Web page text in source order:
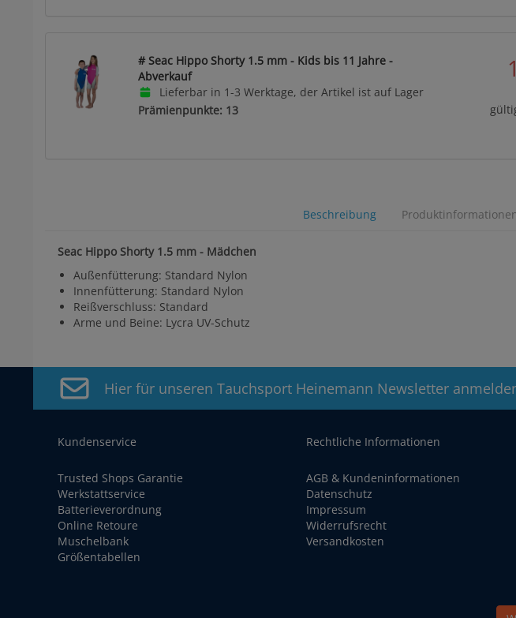
# Seac Hippo Shorty 1.5 mm - Kids bis 11 Jahre -
Abverkauf
Lieferbar in 1-3 Werktage, der Artikel ist auf Lager
Prämienpunkte: 13
Beschreibung Produktinformationen
Seac Hippo Shorty 1.5 mm - Mädchen
Außenfütterung: Standard Nylon
Innenfütterung: Standard Nylon
Reißverschluss: Standard
Arme und Beine: Lycra UV-Schutz
Hier für unseren Tauchsport Heinemann Newsletter
Kundenservice
Trusted Shops Garantie
Werkstattservice
Batterieverordnung
Online Retoure
Muschelbank
Größentabellen
Rechtliche Informationen
AGB & Kundeninformationen
Datenschutz
Impressum
Widerrufsrecht
Versandkosten